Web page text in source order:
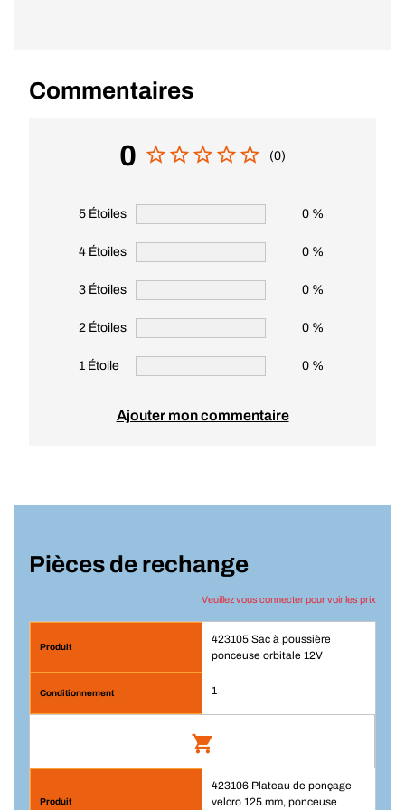
Commentaires
0 (0)
5 Étoiles 0 %
4 Étoiles 0 %
3 Étoiles 0 %
2 Étoiles 0 %
1 Étoile 0 %
Ajouter mon commentaire
Pièces de rechange
Veuillez vous connecter pour voir les prix
423105 Sac à poussière
ponceuse orbitale 12V
1
Sac à poussière ponceuse orbitale 12V
423106 Plateau de ponçage
velcro 125 mm, ponceuse